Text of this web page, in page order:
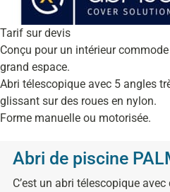
Tarif sur devis
Conçu pour un intérieur
grand espace.
Abri télescopique avec 5 angles
glissant sur des roues en nylon.
Forme manuelle ou motorisée.
Abri de piscine
C’est un abri télescopique